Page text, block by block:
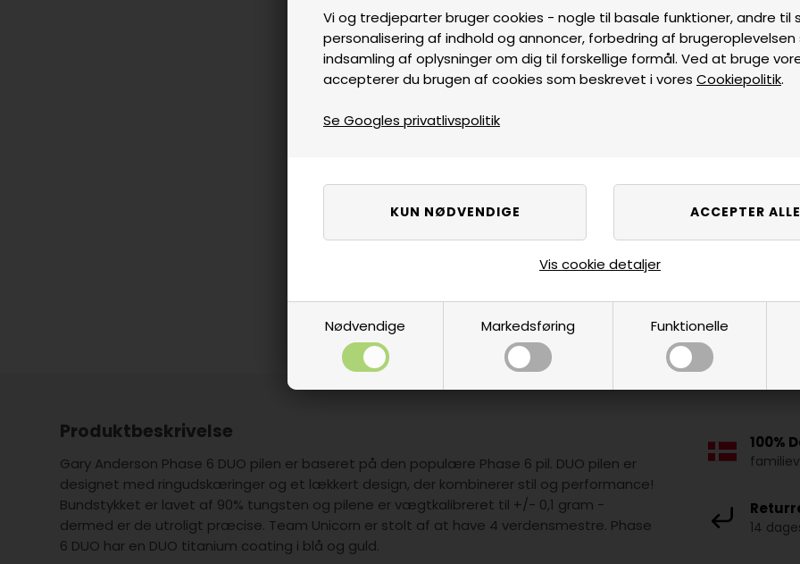
Vi og tredjeparter bruger cookies - nogle til basale funktioner, andre til
personalisering af indhold og annoncer, forbedring af
indsamling af oplysninger om dig til forskellige formål. Ved at bruge
accepterer du brugen af cookies som beskrevet i vores Cookiepolitik.
Se Googles privatlivspolitik
Nødvendige Markedsføring Funktionelle
Vis cookie detaljer
Produktbeskrivelse
Gary Anderson Phase 6 DUO pilen er baseret på den populære Phase 6 pil. DUO pilen er
designet med ringudskæringer og et lækkert design, der kombinerer stil og performance!
Bundstykket er lavet af 90% tungsten og pilene er vægtkalibreret til +/- 0,1 gram -
dermed er de utroligt præcise. Team Unicorn er stolt af at have 4 verdensmestre. Phase
6 DUO har en DUO titanium coating i blå og guld.
100%
14